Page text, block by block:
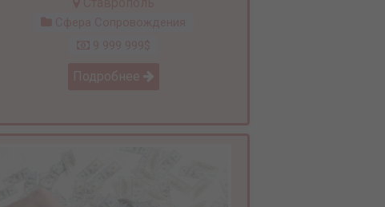
Сфера Сопровождения
9 999 999$
Подробнее